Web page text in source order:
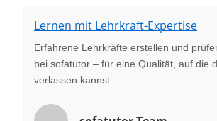
Lernen mit Lehrkraft-Expertise
Erfahrene Lehrkräfte erstellen und
bei sofatutor – für eine Qualität, auf die
verlassen kannst.